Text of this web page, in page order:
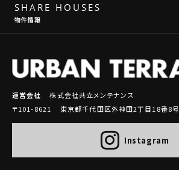
SHARE HOUSES
物件情報
運営会社
株式会社共立メンテナンス
〒101-8621 東京都千代田区外神田2丁目18番8号
Instagram